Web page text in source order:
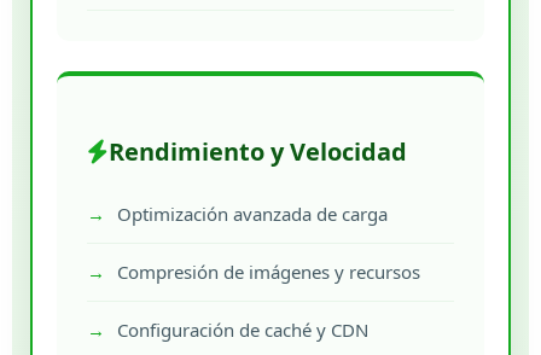
Rendimiento y Velocidad
Optimización avanzada de carga
Compresión de imágenes y recursos
Configuración de caché y CDN